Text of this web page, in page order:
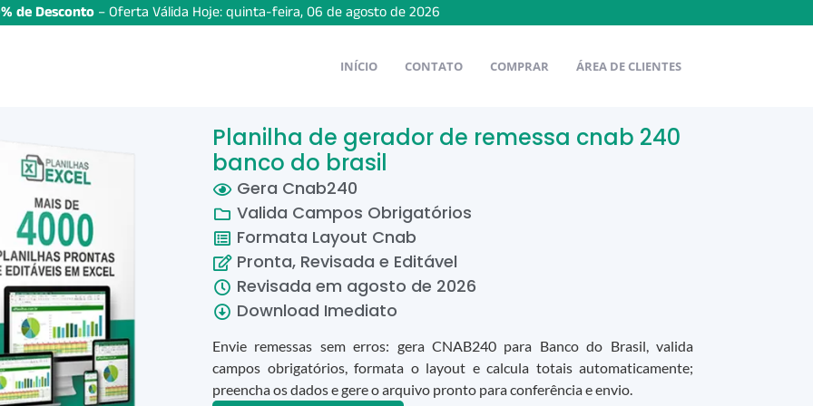
de Desconto– Oferta Válida Hoje:quinta-feira,06 deagostode2026
INÍCIO CONTATO COMPRAR ÁREA DE CLIENTES
Planilha de gerador de remessa cnab 240
banco do brasil
Gera Cnab240
Valida Campos Obrigatórios
Formata Layout Cnab
Pronta, Revisada e Editável
Revisada em agosto de 2026
Download Imediato
Envie remessas sem erros: gera CNAB240 para Banco do Brasil, valida
campos obrigatórios, formata o layout e calcula totais automaticamente;
preencha os dados e gere o arquivo pronto para conferência e envio.